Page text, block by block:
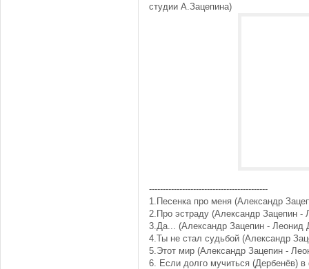
студии А.Зацепина)
-------------------------------------------
1.Песенка про меня (Александр
2.Про эстраду (Александр Зацепин -
3.Да... (Александр Зацепин - Леонид
4.Ты не стал судьбой (Александр
5.Этот мир (Александр Зацепин -
6. Если долго мучиться (Дербенёв)